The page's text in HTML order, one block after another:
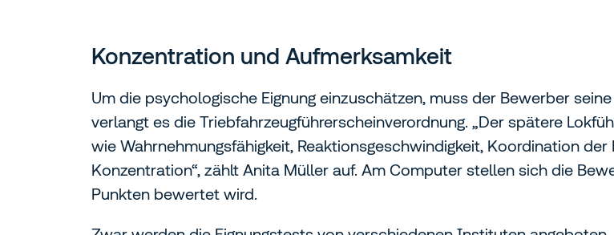
Konzentration und Aufmerksamkeit
Um die psychologische Eignung einzuschätzen, muss der Bewerber
verlangt es die Triebfahrzeugführerscheinverordnung. „Der spätere
wie Wahrnehmungsfähigkeit, Reaktionsgeschwindigkeit, Koordination
Konzentration“, zählt Anita Müller auf. Am Computer stellen sich die
Punkten bewertet wird.